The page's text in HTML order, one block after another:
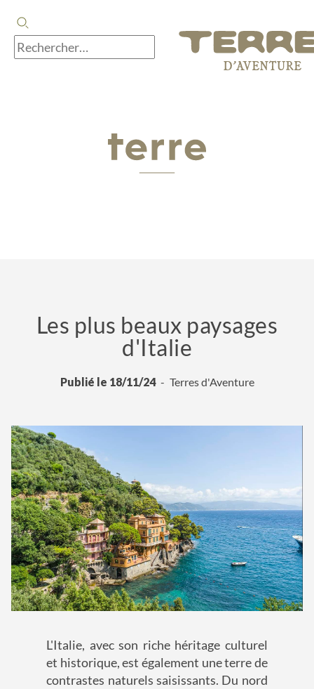
Les plus beaux paysages
d'Italie
Publié le 18/11/24 Terres d'Aventure
L'Italie, avec son riche héritage culturel
et historique, est également une terre de
contrastes naturels saisissants. Du nord